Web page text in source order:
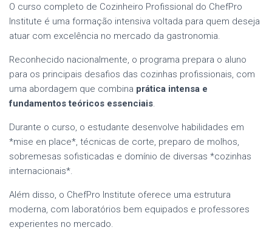
O curso completo de Cozinheiro Profissional do ChefPro
Institute é uma formação intensiva voltada para quem deseja
atuar com excelência no mercado da gastronomia.
Reconhecido nacionalmente, o programa prepara o aluno
para os principais desafios das cozinhas profissionais, com
uma abordagem que combina prática intensa e
fundamentos teóricos essenciais.
Durante o curso, o estudante desenvolve habilidades em
*mise en place*, técnicas de corte, preparo de molhos,
sobremesas sofisticadas e domínio de diversas *cozinhas
internacionais*.
Além disso, o ChefPro Institute oferece uma estrutura
moderna, com laboratórios bem equipados e professores
experientes no mercado.